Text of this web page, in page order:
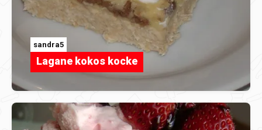
sandra5
Lagane kokos kocke